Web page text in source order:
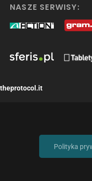
NASZE SERWISY:
theprotocol.it
Polityka